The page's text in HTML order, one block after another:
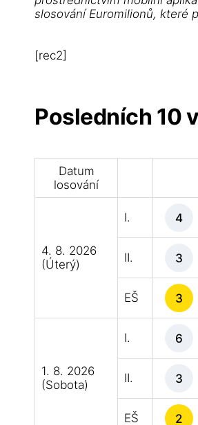
slosování Euromilionů, které
[rec2]
Posledních 10
Datum
losování
4. 8. 2026
(Úterý)
I. 4
II. 3
EŠ 3
1. 8. 2026
(Sobota)
I. 6
II. 3
EŠ 2